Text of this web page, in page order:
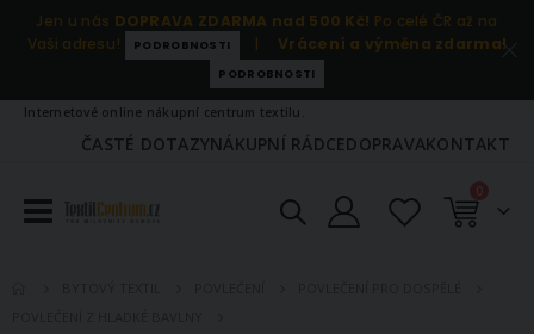
Jen u nás DOPRAVA ZDARMA nad 500 Kč! Po celé ČR až na
Vaši adresu!
PODROBNOSTI | Vrácení a výměna zdarma!
PODROBNOSTI
Internetové online nákupní centrum textilu.
ČASTÉ DOTAZYNÁKUPNÍ RÁDCEDOPRAVAKONTAKT
Košík
0položky